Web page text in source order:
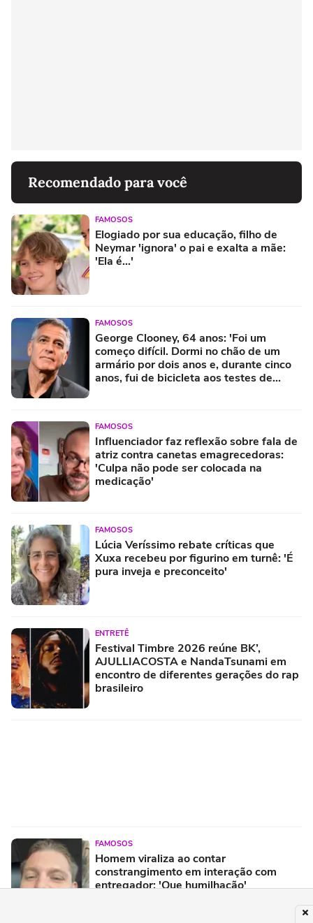
Recomendado para você
FAMOSOS
Elogiado por sua educação, filho de
Neymar 'ignora' o pai e exalta a mãe:
'Ela é...'
FAMOSOS
George Clooney, 64 anos: 'Foi um
começo difícil. Dormi no chão de um
armário por dois anos e, durante cinco
anos, fui de bicicleta aos testes de
FAMOSOS
Influenciador faz reflexão sobre fala de
atriz contra canetas emagrecedoras:
'Culpa não pode ser colocada na
medicação'
FAMOSOS
Lúcia Veríssimo rebate críticas que
Xuxa recebeu por figurino em turnê: 'É
pura inveja e preconceito'
ENTRETÊ
Festival Timbre 2026 reúne BK’,
AJULLIACOSTA e NandaTsunami em
encontro de diferentes gerações do rap
brasileiro
FAMOSOS
Homem viraliza ao contar
constrangimento em interação com
entregador: 'Que humilhação'